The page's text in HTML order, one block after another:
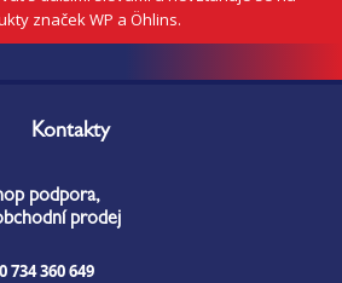
značek WP a Öhlins.
Kontakty
podpora,
prodej
734 360 649